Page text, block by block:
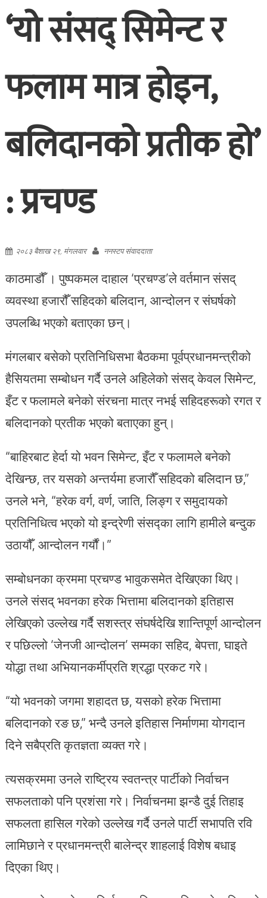
‘यो संसद् सिमेन्ट र
फलाम मात्र होइन,
बलिदानको प्रतीक हो’
: प्रचण्ड
२०८३ बैशाख २९, मंगलवार ननस्टप संवाददाता
काठमाडौँ । पुष्पकमल दाहाल ‘प्रचण्ड’ले वर्तमान संसद्
व्यवस्था हजारौँ सहिदको बलिदान, आन्दोलन र संघर्षको
उपलब्धि भएको बताएका छन्।
मंगलबार बसेको प्रतिनिधिसभा बैठकमा पूर्वप्रधानमन्त्रीको
हैसियतमा सम्बोधन गर्दै उनले अहिलेको संसद् केवल सिमेन्ट,
इँट र फलामले बनेको संरचना मात्र नभई सहिदहरूको रगत र
बलिदानको प्रतीक भएको बताएका हुन्।
“बाहिरबाट हेर्दा यो भवन सिमेन्ट, इँट र फलामले बनेको
देखिन्छ, तर यसको अन्तर्यमा हजारौँ सहिदको बलिदान छ,”
उनले भने, “हरेक वर्ग, वर्ण, जाति, लिङ्ग र समुदायको
प्रतिनिधित्व भएको यो इन्द्रेणी संसद्का लागि हामीले बन्दुक
उठायौँ, आन्दोलन गर्यौं।”
सम्बोधनका क्रममा प्रचण्ड भावुकसमेत देखिएका थिए।
उनले संसद् भवनका हरेक भित्तामा बलिदानको इतिहास
लेखिएको उल्लेख गर्दै सशस्त्र संघर्षदेखि शान्तिपूर्ण आन्दोलन
र पछिल्लो ‘जेनजी आन्दोलन’ सम्मका सहिद, बेपत्ता, घाइते
योद्धा तथा अभियानकर्मीप्रति श्रद्धा प्रकट गरे।
“यो भवनको जगमा शहादत छ, यसको हरेक भित्तामा
बलिदानको रङ छ,” भन्दै उनले इतिहास निर्माणमा योगदान
दिने सबैप्रति कृतज्ञता व्यक्त गरे।
त्यसक्रममा उनले राष्ट्रिय स्वतन्त्र पार्टीको निर्वाचन
सफलताको पनि प्रशंसा गरे। निर्वाचनमा झन्डै दुई तिहाइ
सफलता हासिल गरेको उल्लेख गर्दै उनले पार्टी सभापति रवि
लामिछाने र प्रधानमन्त्री बालेन्द्र शाहलाई विशेष बधाइ
दिएका थिए।